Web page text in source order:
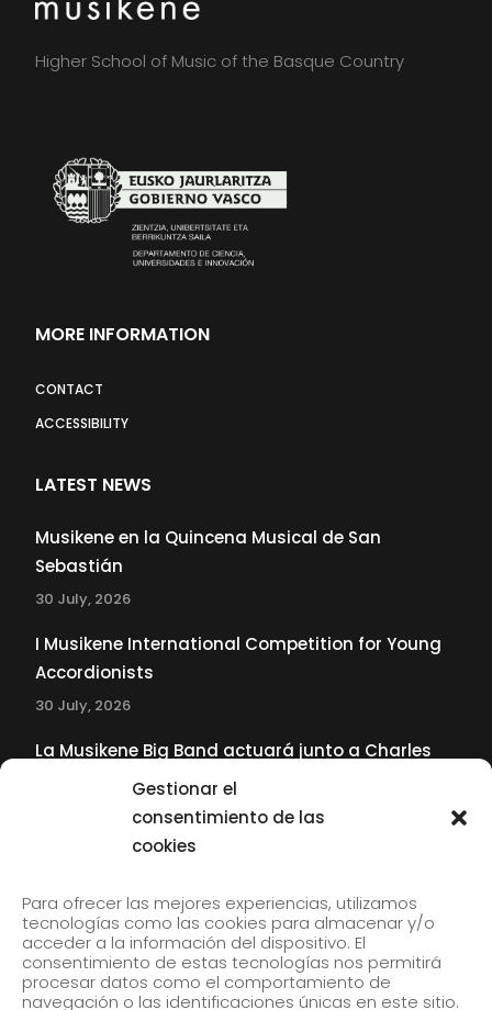
Gestionar el
consentimiento de las
cookies
Para ofrecer las mejores experiencias, utilizamos
tecnologías como las cookies para almacenar y/o
acceder a la información del dispositivo. El
consentimiento de estas tecnologías nos permitirá
procesar datos como el comportamiento de
navegación o las identificaciones únicas en este sitio.
Higher School of Music of the Basque Country
MORE INFORMATION
CONTACT
ACCESSIBILITY
LATEST NEWS
Musikene en la Quincena Musical de San
Sebastián
30 July, 2026
I Musikene International Competition for Young
Accordionists
30 July, 2026
La Musikene Big Band actuará junto a Charles
Tolliver en el 61 Jazzaldia
Subscribe to our newsletter to receive our news by
email.